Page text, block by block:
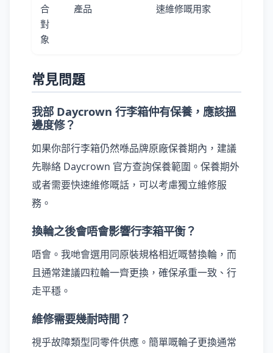
合
對
象
產品
速維修嘅用家
常見問題
我部 Daycrown 行李箱仲有保養，應該搵
邊度修？
如果你部行李箱仍然喺品牌原廠保養期內，建議
先聯絡 Daycrown 官方查詢保養範圍。保養期外
或者需要快速維修嘅話，可以考慮獨立維修服
務。
換輪之後會唔會影響行李箱平衡？
唔會。我哋會選用同原裝規格相近嘅替換輪，而
且通常建議四粒輪一齊更換，確保承重一致、行
走平穩。
維修需要幾耐時間？
視乎故障類型同零件供應。簡單嘅輪子更換通常